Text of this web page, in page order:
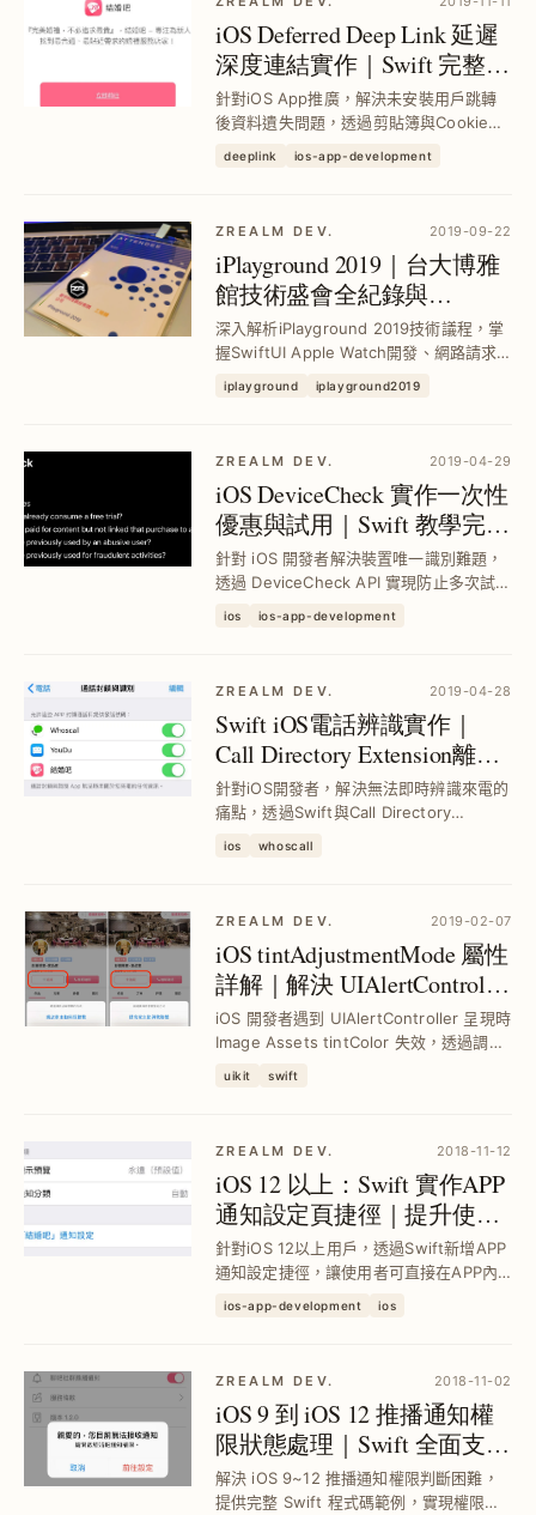
iOS Deferred Deep Link 延遲
深度連結實作｜Swift 完整流
程與技巧解析
針對iOS App推廣，解決未安裝用戶跳轉
後資料遺失問題，透過剪貼簿與Cookie共
提升用戶體驗與轉換率。本文詳解Swift實
deeplink ios-app-development
ZREALM DEV. 2019-09-22
iPlayground 2019｜台大博雅
館技術盛會全紀錄與
SwiftUI、APP安全精華解析
深入解析iPlayground 2019技術議程，掌
握SwiftUI Apple Watch開發、網路請求
級、國際講者與實用工作坊，助你優化iOS
iplayground iplayground2019
ZREALM DEV. 2019-04-29
iOS DeviceCheck 實作一次性
優惠與試用｜Swift 教學完整
流程解析
針對 iOS 開發者解決裝置唯一識別難題，
透過 DeviceCheck API 實現防止多次試用
後端組合 JWT 串接 Apple 伺服器，保障
ios ios-app-development
ZREALM DEV. 2019-04-28
Swift iOS電話辨識實作｜
Call Directory Extension離線
號碼標記完整攻略
針對iOS開發者，解決無法即時辨識來電的
痛點，透過Swift與Call Directory
ios whoscall
ZREALM DEV. 2019-02-07
iOS tintAdjustmentMode 屬性
詳解｜解決 UIAlertController
導致 tintColor 失效問題
iOS 開發者遇到 UIAlertController 呈現時
Image Assets tintColor 失效，透過調整
uikit swift
ZREALM DEV. 2018-11-12
iOS 12 以上：Swift 實作APP
通知設定頁捷徑｜提升使用
者通知體驗
針對iOS 12以上用戶，透過Swift新增APP
通知設定捷徑，讓使用者可直接在APP內
致錯過重要訊息，提升推播精準度與使用
ios-app-development ios
ZREALM DEV. 2018-11-02
iOS 9 到 iOS 12 推播通知權
限狀態處理｜Swift 全面支援
與實戰範例
解決 iOS 9~12 推播通知權限判斷困難，
提供完整 Swift 程式碼範例，實現權限動